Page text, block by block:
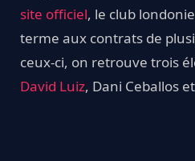
site officiel, le club
terme aux contrats de
ceux-ci, on retrouve trois
David Luiz, Dani Ceballos